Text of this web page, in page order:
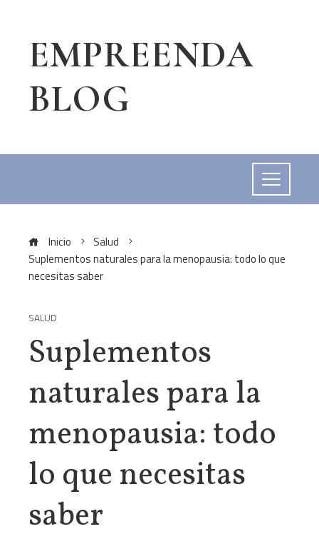
EMPREENDA
BLOG
Inicio
Salud
Suplementos naturales para la menopausia: todo lo que
necesitas saber
SALUD
Suplementos
naturales para la
menopausia: todo
lo que necesitas
saber